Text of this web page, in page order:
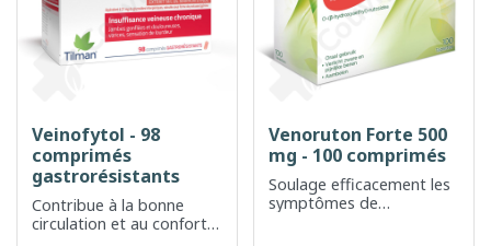
Veinofytol - 98
comprimés
gastrorésistants
Contribue à la bonne
circulation et au confort
Venoruton Forte 500
mg - 100 comprimés
Soulage efficacement les
symptômes de